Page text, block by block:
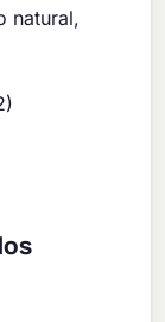
natural,